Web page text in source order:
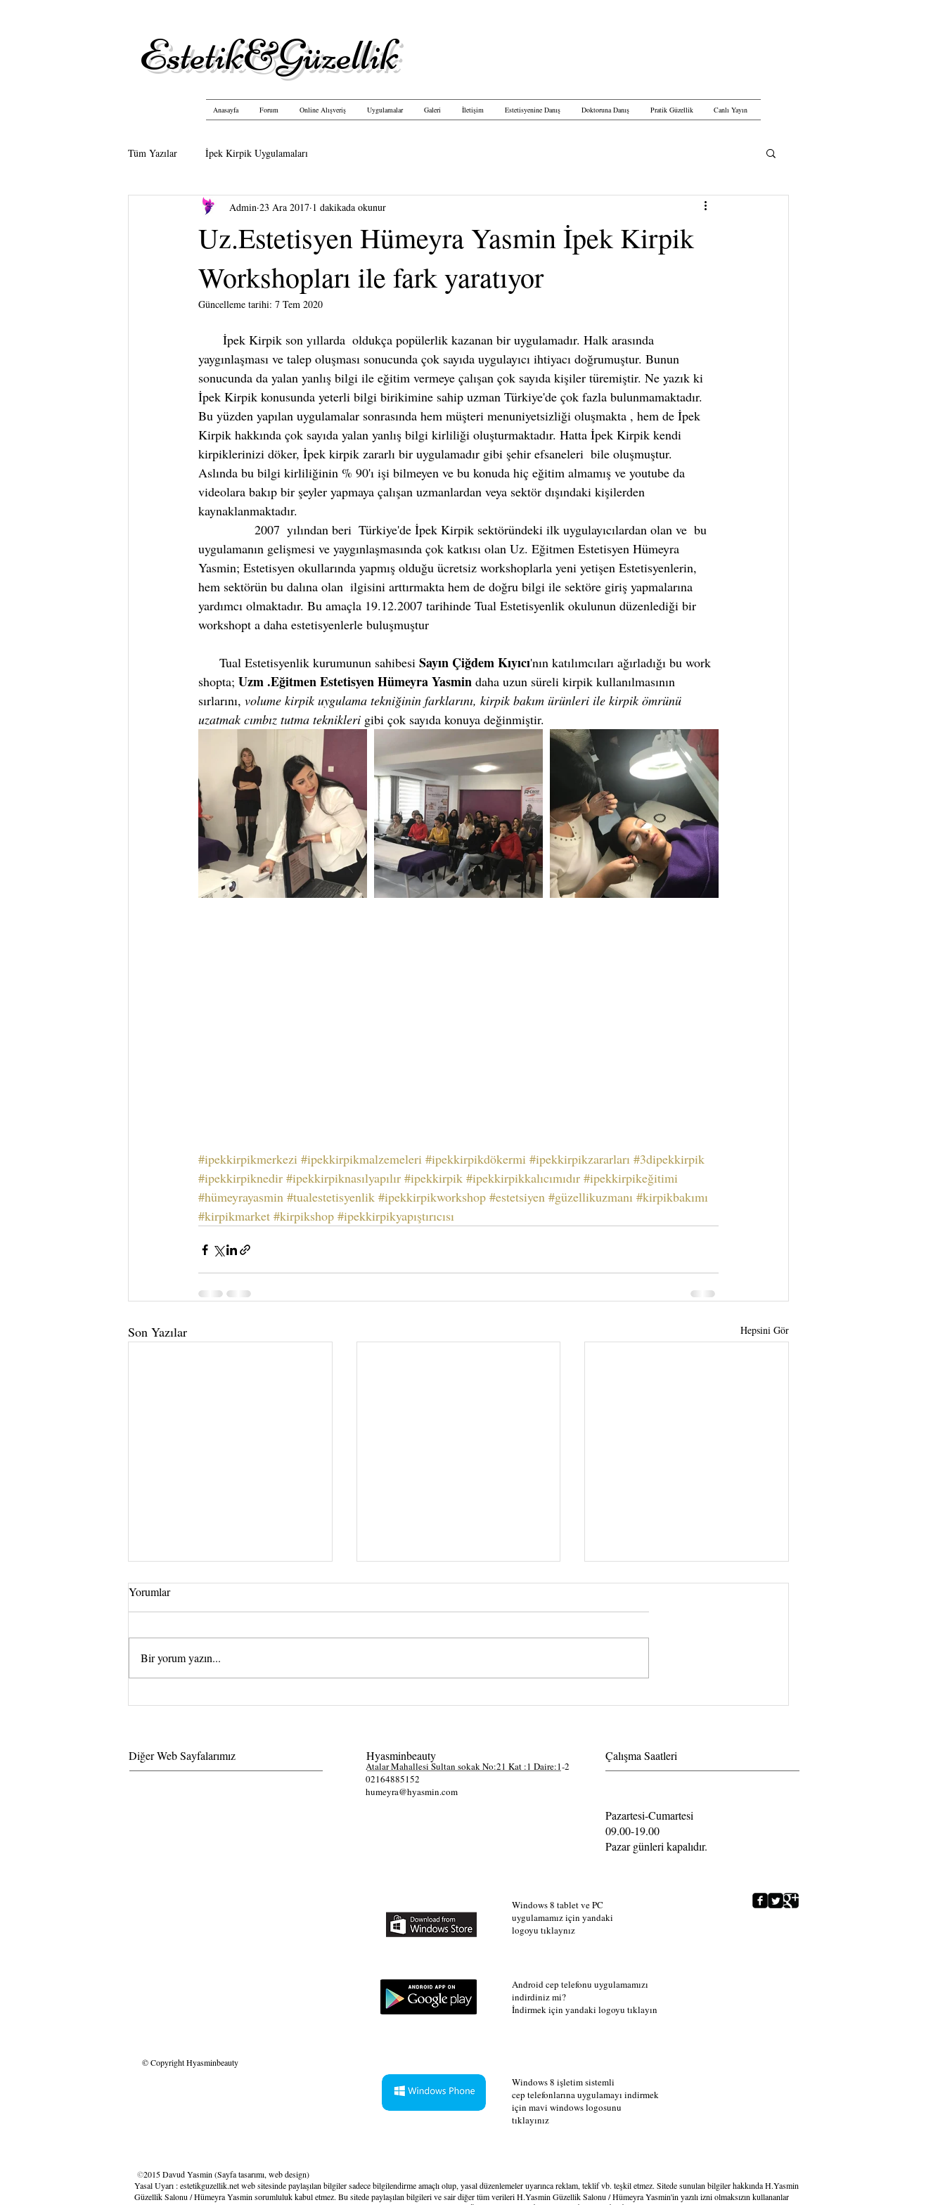
Estetik&Güzellik
Anasayfa Forum Online Alışveriş Uygulamalar Galeri İletişim Estetisyenine Danış Doktoruna Danış Pratik Güzellik Canlı Yayın
Tüm Yazılar İpek Kirpik Uygulamaları
Uz.Estetisyen Hümeyra Yasmin İpek Kirpik
Workshopları ile fark yaratıyor
Admin 23 Ara 2017 1 dakikada okunur
Güncelleme tarihi: 7 Tem 2020
yaygınlaşması ve talep oluşması sonucunda çok sayıda uygulayıcı ihtiyacı doğrumuştur. Bunun
sonucunda da yalan yanlış bilgi ile eğitim vermeye çalışan çok sayıda kişiler türemiştir. Ne yazık ki
İpek Kirpik konusunda yeterli bilgi birikimine sahip uzman Türkiye'de çok fazla bulunmamaktadır.
Bu yüzden yapılan uygulamalar sonrasında hem müşteri menuniyetsizliği oluşmakta , hem de İpek
Kirpik hakkında çok sayıda yalan yanlış bilgi kirliliği oluşturmaktadır. Hatta İpek Kirpik kendi
kirpiklerinizi döker, İpek kirpik zararlı bir uygulamadır gibi şehir efsaneleri  bile oluşmuştur.
Aslında bu bilgi kirliliğinin % 90'ı işi bilmeyen ve bu konuda hiç eğitim almamış ve youtube da
videolara bakıp bir şeyler yapmaya çalışan uzmanlardan veya sektör dışındaki kişilerden
kaynaklanmaktadır.
uygulamanın gelişmesi ve yaygınlaşmasında çok katkısı olan Uz. Eğitmen Estetisyen Hümeyra
Yasmin; Estetisyen okullarında yapmış olduğu ücretsiz workshoplarla yeni yetişen Estetisyenlerin,
hem sektörün bu dalına olan  ilgisini arttırmakta hem de doğru bilgi ile sektöre giriş yapmalarına
yardımcı olmaktadır. Bu amaçla 19.12.2007 tarihinde Tual Estetisyenlik okulunun düzenlediği bir
workshopt a daha estetisyenlerle buluşmuştur
      Tual Estetisyenlik kurumunun sahibesi
Sayın Çiğdem Kıyıcı'nın katılımcıları ağırladığı bu work
shopta; Uzm .Eğitmen Estetisyen Hümeyra Yasmin daha uzun süreli kirpik kullanılmasının
sırlarını, volume kirpik uygulama tekniğinin farklarını, kirpik bakım ürünleri ile kirpik ömrünü
uzatmak cımbız tutma teknikleri gibi çok sayıda konuya değinmiştir.
#ipekkirpikmerkezi #ipekkirpikmalzemeleri #ipekkirpikdökermi #ipekkirpikzararları #3dipekkirpik
#ipekkirpiknedir #ipekkirpiknasılyapılır #ipekkirpik #ipekkirpikkalıcımıdır #ipekkirpikeğitimi
#hümeyrayasmin #tualestetisyenlik #ipekkirpikworkshop #estetsiyen #güzellikuzmanı #kirpikbakımı
#kirpikmarket #kirpikshop #ipekkirpikyapıştırıcısı
Son Yazılar Hepsini Gör
Kovid -19 döneminde Protez
Kaşmir Kirpik Uygulamasında
Elle volume kirpik demeti
Yorumlar
Bir yorum yazın...
Diğer Web Sayfalarımız Hyasminbeauty
Atalar Mahallesi Sultan sokak No:21 Kat :1 Daire:1-2
02164885152
humeyra@hyasmin.com
Çalışma Saatleri
Pazartesi-Cumartesi
09.00-19.00
Pazar günleri kapalıdır.
Android cep telefonu uygulamamızı
indirdiniz mi?
İndirmek için yandaki logoyu tıklayın
Windows 8 tablet ve PC
uygulamamız için yandaki
logoyu tıklaynız
© Copyright Hyasminbeauty
Windows 8 işletim sistemli
cep telefonlarına uygulamayı indirmek
için mavi windows logosunu
tıklayınız
©2015 Davud Yasmin (Sayfa tasarımı, web design)
Yasal Uyarı : estetikguzellik.net web sitesinde paylaşılan bilgiler sadece bilgilendirme amaçlı olup, yasal düzenlemeler uyarınca reklam, teklif vb. teşkil etmez. Sitede sunulan bilgiler hakkında H.Yasmin
Güzellik Salonu / Hümeyra Yasmin sorumluluk kabul etmez. Bu sitede paylaşılan bilgileri ve sair diğer tüm verileri H.Yasmin Güzellik Salonu / Hümeyra Yasmin'in yazılı izni olmaksızın kullananlar